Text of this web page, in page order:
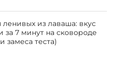
ленивых из лаваша: вкус
за 7 минут на сковороде
замеса теста)